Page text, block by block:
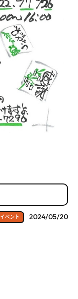
イベント 2024/05/20